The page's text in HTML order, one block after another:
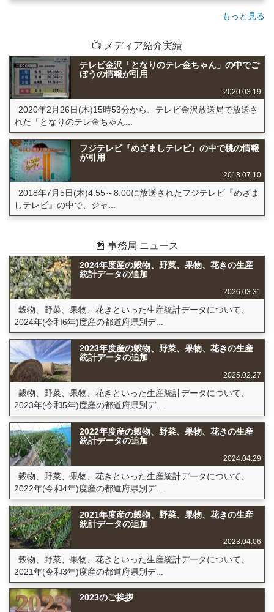
もっと見る
📺 メディア紹介実績
テレビ金沢「となりのテレ金ちゃん」の中でご
ぼうの情報が引用
2020.03.19
2020年2月26日(木)15時53分から、テレビ金沢放送局で放送さ
れた「となりのテレ金ちゃん...
フジテレビ『めざましテレビ』の中で桃の情報
が引用
2018.07.10
2018年7月5日(木)4:55～8:00に放送されたフジテレビ『めざま
しテレビ』の中で、ジャ...
📰 事務局 ニュース
2024年度産の穀物、野菜、果物、花きの生産
統計データの追加
2026.03.31
穀物、野菜、果物、花きといった生産統計データについて、
2024年(令和6年)度産の都道府県別デ...
2023年度産の穀物、野菜、果物、花きの生産
統計データの追加
2025.02.27
穀物、野菜、果物、花きといった生産統計データについて、
2023年(令和5年)度産の都道府県別デ...
2022年度産の穀物、野菜、果物、花きの生産
統計データの追加
2024.04.29
穀物、野菜、果物、花きといった生産統計データについて、
2022年(令和4年)度産の都道府県別デ...
2021年度産の穀物、野菜、果物、花きの生産
統計データの追加
2023.04.06
穀物、野菜、果物、花きといった生産統計データについて、
2021年(令和3年)度産の都道府県別デ...
2023のご挨拶